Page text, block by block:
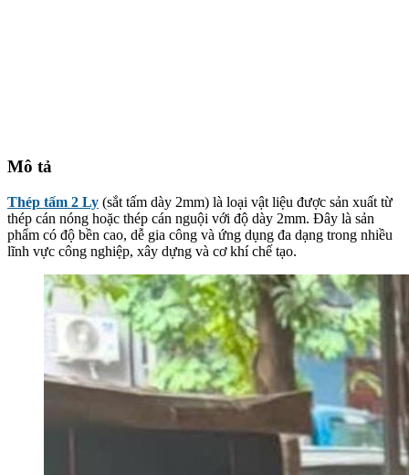
Mô tả
Thép tấm 2 Ly (sắt tấm dày 2mm) là loại vật liệu được sản xuất từ
thép cán nóng hoặc thép cán nguội với độ dày 2mm. Đây là sản
phẩm có độ bền cao, dễ gia công và ứng dụng đa dạng trong nhiều
lĩnh vực công nghiệp, xây dựng và cơ khí chế tạo.